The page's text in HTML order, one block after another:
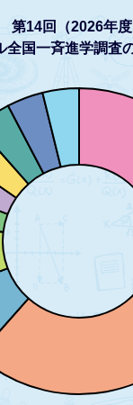
第14回（2026年度
全国一斉進学調査